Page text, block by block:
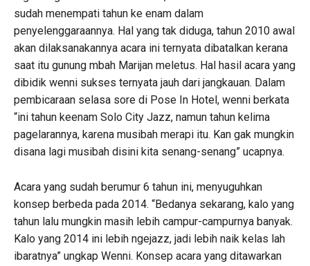
sudah menempati tahun ke enam dalam
penyelenggaraannya. Hal yang tak diduga, tahun 2010 awal
akan dilaksanakannya acara ini ternyata dibatalkan kerana
saat itu gunung mbah Marijan meletus. Hal hasil acara yang
dibidik wenni sukses ternyata jauh dari jangkauan. Dalam
pembicaraan selasa sore di Pose In Hotel, wenni berkata
“ini tahun keenam Solo City Jazz, namun tahun kelima
pagelarannya, karena musibah merapi itu. Kan gak mungkin
disana lagi musibah disini kita senang-senang” ucapnya.
Acara yang sudah berumur 6 tahun ini, menyuguhkan
konsep berbeda pada 2014. “Bedanya sekarang, kalo yang
tahun lalu mungkin masih lebih campur-campurnya banyak.
Kalo yang 2014 ini lebih ngejazz, jadi lebih naik kelas lah
ibaratnya” ungkap Wenni. Konsep acara yang ditawarkan